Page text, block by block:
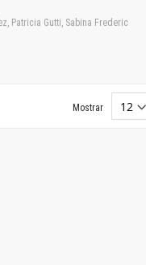
Patricia Gutti, Sabina Frederic
Mostrar